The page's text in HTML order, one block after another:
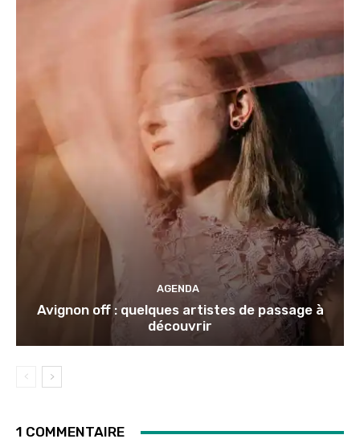
AGENDA
Avignon off : quelques artistes de passage à
découvrir
1 COMMENTAIRE